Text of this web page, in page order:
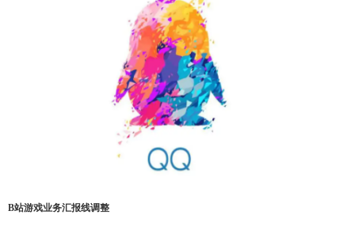
B站游戏业务汇报线调整